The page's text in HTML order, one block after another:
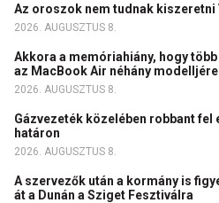
Az oroszok nem tudnak kiszeretni
2026. AUGUSZTUS 8.
Akkora a memóriahiány, hogy
az MacBook Air néhány modelljére
2026. AUGUSZTUS 8.
Gázvezeték közelében robbant
határon
2026. AUGUSZTUS 8.
A szervezők után a kormány is
át a Dunán a Sziget Fesztiválra